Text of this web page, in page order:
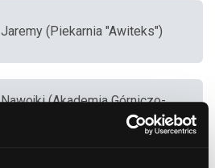
(Piekarnia "Awiteks")
(Akademia Górniczo-